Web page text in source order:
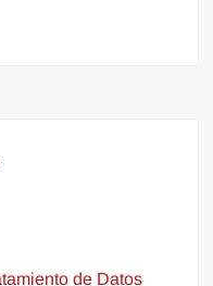
de Datos